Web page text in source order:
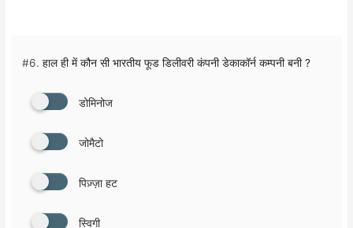
#6. हाल ही में कौन सी भारतीय फूड डिलीवरी कंपनी डेकाकॉर्न कम्पनी बनी ?
डोमिनोज
जोमैटो
पिज़्ज़ा हट
स्विगी